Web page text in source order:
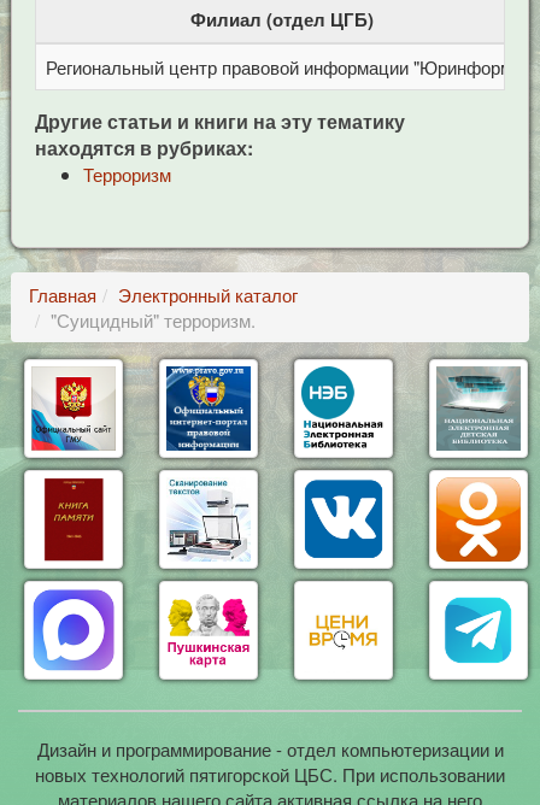
Филиал (отдел ЦГБ)
Региональный центр правовой информации "Юринформ"
Другие статьи и книги на эту тематику
находятся в рубриках:
Терроризм
Главная
Электронный каталог
"Суицидный" терроризм.
Дизайн и программирование - отдел компьютеризации и
новых технологий пятигорской ЦБС. При использовании